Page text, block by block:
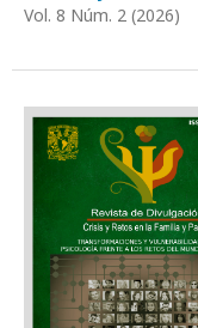
Vol. 8 Núm. 2 (2026)